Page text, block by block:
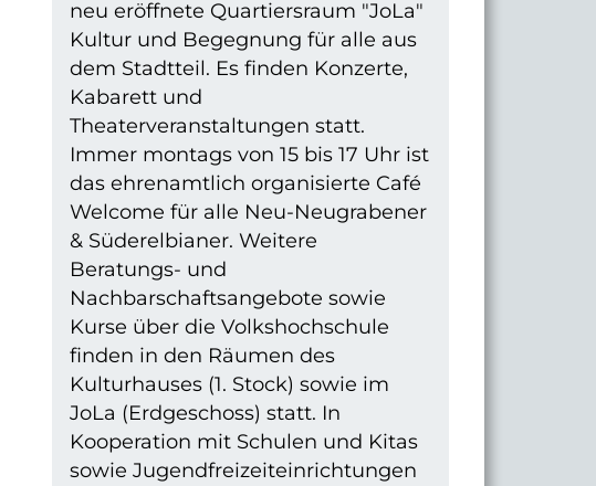
neu eröffnete Quartiersraum "JoLa"
Kultur und Begegnung für alle aus
dem Stadtteil. Es finden Konzerte,
Kabarett und
Theaterveranstaltungen statt.
Immer montags von 15 bis 17 Uhr ist
das ehrenamtlich organisierte Café
Welcome für alle Neu-Neugrabener
& Süderelbianer. Weitere
Beratungs- und
Nachbarschaftsangebote sowie
Kurse über die Volkshochschule
finden in den Räumen des
Kulturhauses (1. Stock) sowie im
JoLa (Erdgeschoss) statt. In
Kooperation mit Schulen und Kitas
sowie Jugendfreizeiteinrichtungen